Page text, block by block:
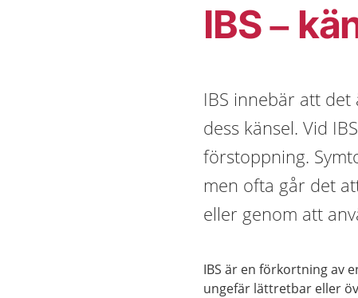
IBS –
IBS innebär att
dess känsel. Vid
förstoppning.
men ofta går det
eller genom att
IBS är en förkortning av
ungefär lättretbar eller